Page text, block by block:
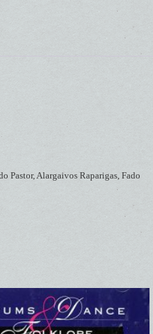
Pastor, Alargaivos Raparigas, Fado